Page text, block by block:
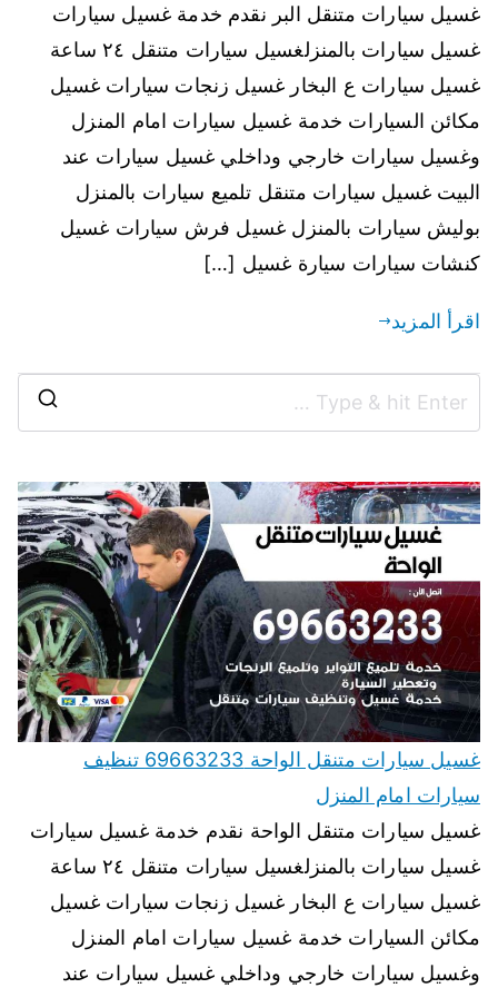
غسيل سيارات متنقل البر نقدم خدمة غسيل سيارات
غسيل سيارات بالمنزلغسيل سيارات متنقل ٢٤ ساعة
غسيل سيارات ع البخار غسيل زنجات سيارات غسيل
مكائن السيارات خدمة غسيل سيارات امام المنزل
وغسيل سيارات خارجي وداخلي غسيل سيارات عند
البيت غسيل سيارات متنقل تلميع سيارات بالمنزل
بوليش سيارات بالمنزل غسيل فرش سيارات غسيل
كنشات سيارات سيارة غسيل […]
اقرأ المزيد
غسيل سيارات متنقل الواحة 69663233 تنظيف
سيارات امام المنزل
غسيل سيارات متنقل الواحة نقدم خدمة غسيل سيارات
غسيل سيارات بالمنزلغسيل سيارات متنقل ٢٤ ساعة
غسيل سيارات ع البخار غسيل زنجات سيارات غسيل
مكائن السيارات خدمة غسيل سيارات امام المنزل
وغسيل سيارات خارجي وداخلي غسيل سيارات عند